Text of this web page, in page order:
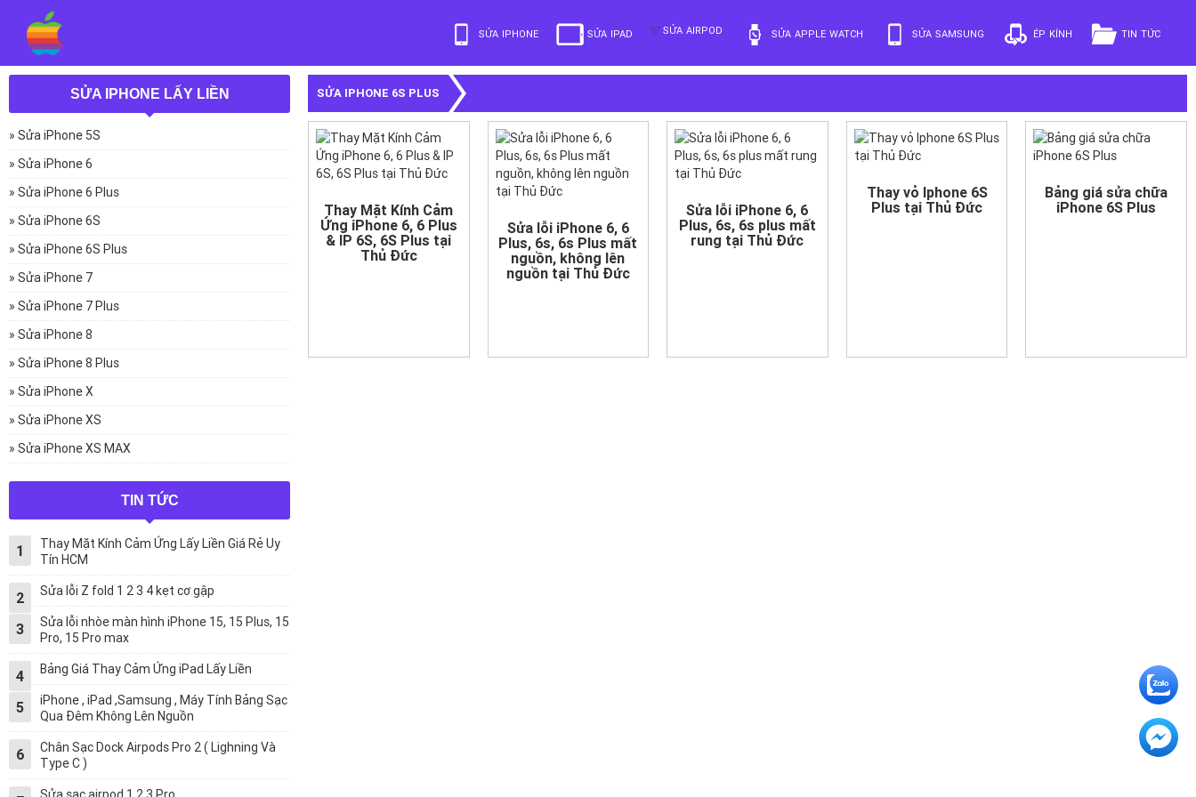
SỬA IPHONE SỬA IPAD SỬA AIRPOD SỬA APPLE WATCH SỬA SAMSUNG ÉP KÍNH TIN TỨC
SỬA IPHONE LẤY LIỀN
» Sửa iPhone 5S
» Sửa iPhone 6
» Sửa iPhone 6 Plus
» Sửa iPhone 6S
» Sửa iPhone 6S Plus
» Sửa iPhone 7
» Sửa iPhone 7 Plus
» Sửa iPhone 8
» Sửa iPhone 8 Plus
» Sửa iPhone X
» Sửa iPhone XS
» Sửa iPhone XS MAX
TIN TỨC
1
Thay Mặt Kính Cảm Ứng Lấy Liền Giá Rẻ Uy
Tín HCM
2 Sửa lỗi Z fold 1 2 3 4 kẹt cơ gập
3
Sửa lỗi nhòe màn hình iPhone 15, 15 Plus, 15
Pro, 15 Pro max
4 Bảng Giá Thay Cảm Ứng iPad Lấy Liền
5
iPhone , iPad ,Samsung , Máy Tính Bảng Sạc
Qua Đêm Không Lên Nguồn
6
Chân Sạc Dock Airpods Pro 2 ( Lighning Và
Type C )
SỬA IPHONE 6S PLUS
Thay Mặt Kính Cảm
Ứng iPhone 6, 6 Plus
& IP 6S, 6S Plus tại
Thủ Đức
Sửa lỗi iPhone 6, 6
Plus, 6s, 6s Plus mất
nguồn, không lên
nguồn tại Thủ Đức
Sửa lỗi iPhone 6, 6
Plus, 6s, 6s plus mất
rung tại Thủ Đức
Thay vỏ Iphone 6S
Plus tại Thủ Đức
Bảng giá sửa chữa
iPhone 6S Plus